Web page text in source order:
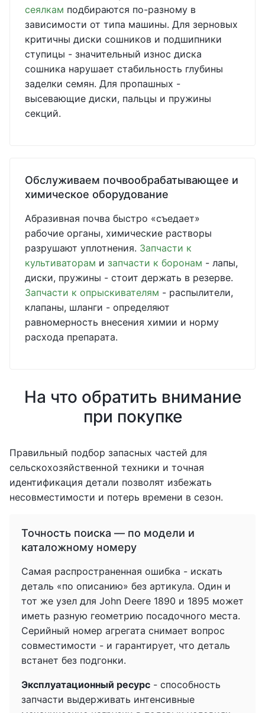
сеялкам подбираются по-разному в
зависимости от типа машины. Для зерновых
критичны диски сошников и подшипники
ступицы - значительный износ диска
сошника нарушает стабильность глубины
заделки семян. Для пропашных -
высевающие диски, пальцы и пружины
секций.
Обслуживаем почвообрабатывающее и
химическое оборудование
Абразивная почва быстро «съедает»
рабочие органы, химические растворы
разрушают уплотнения. Запчасти к
культиваторам и запчасти к боронам - лапы,
диски, пружины - стоит держать в резерве.
Запчасти к опрыскивателям - распылители,
клапаны, шланги - определяют
равномерность внесения химии и норму
расхода препарата.
На что обратить внимание
при покупке
Правильный подбор запасных частей для
сельскохозяйственной техники и точная
идентификация детали позволят избежать
несовместимости и потерь времени в сезон.
Точность поиска — по модели и
каталожному номеру
Самая распространенная ошибка - искать
деталь «по описанию» без артикула. Один и
тот же узел для John Deere 1890 и 1895 может
иметь разную геометрию посадочного места.
Серийный номер агрегата снимает вопрос
совместимости - и гарантирует, что деталь
встанет без подгонки.
Эксплуатационный ресурс - способность
запчасти выдерживать интенсивные